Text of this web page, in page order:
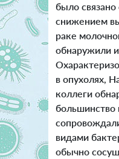
было
снижением
раке
обнаружили
в опухолях,
коллеги
большинство
видами
обычно